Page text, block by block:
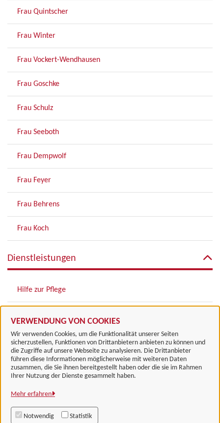
VERWENDUNG VON COOKIES
Wir verwenden Cookies, um die Funktionalität unserer Seiten
sicherzustellen, Funktionen von Drittanbietern anbieten zu können und
die Zugriffe auf unsere Webseite zu analysieren. Die Drittanbieter
führen diese Informationen möglicherweise mit weiteren Daten
zusammen, die Sie ihnen bereitgestellt haben oder die sie im Rahmen
Ihrer Nutzung der Dienste gesammelt haben.
Mehr erfahren
Notwendig Statistik
Frau Quintscher
Frau Winter
Frau Vockert-Wendhausen
Frau Goschke
Frau Schulz
Frau Seeboth
Frau Dempwolf
Frau Feyer
Frau Behrens
Frau Koch
Dienstleistungen
Hilfe zur Pflege
Zugehörige Einrichtungen
Landkreis Göttingen
Alle Rechte vorbehalten